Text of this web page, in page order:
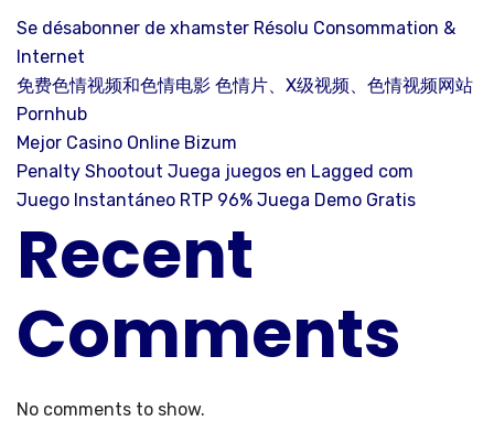
Se désabonner de xhamster Résolu Consommation &
Internet
免费色情视频和色情电影 色情片、X级视频、色情视频网站
Pornhub
Mejor Casino Online Bizum
Penalty Shootout Juega juegos en Lagged com
Juego Instantáneo RTP 96% Juega Demo Gratis
Recent
Comments
No comments to show.